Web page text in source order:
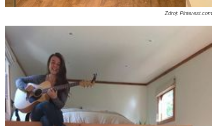
Zdroj: Pinterest.com